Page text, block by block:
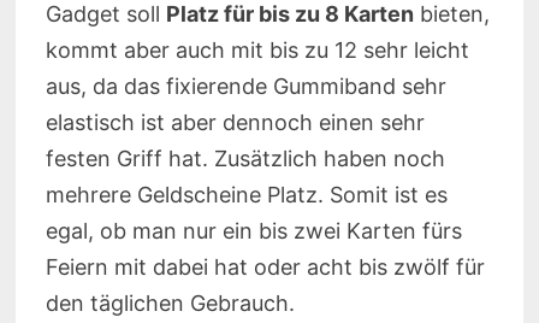
Gadget soll Platz für bis zu 8 Karten bieten,
kommt aber auch mit bis zu 12 sehr leicht
aus, da das fixierende Gummiband sehr
elastisch ist aber dennoch einen sehr
festen Griff hat. Zusätzlich haben noch
mehrere Geldscheine Platz. Somit ist es
egal, ob man nur ein bis zwei Karten fürs
Feiern mit dabei hat oder acht bis zwölf für
den täglichen Gebrauch.